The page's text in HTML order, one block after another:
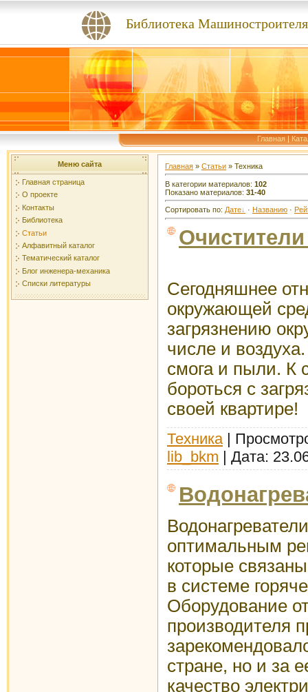
Библиотека Машиностроителя
Главная|
Меню сайта
Главная страница
О проекте
Контакты
Библиотека
Статьи
Алфавитный каталог
Тематический каталог
Блог инженера-механика
Списки литературы
Главная » Статьи » Техника
В категории материалов: 102
Показано материалов: 31-40
Сортировать по: Дате · Названию ·
Сегодняшнее
окружающей
загрязнению
числе и
смога и пыли. К
бороться с
своей квартире!
Техника|
lib_bkm | Дата:
оптимальным
которые
в системе
Оборудование
производителя
стране, но и за
качество